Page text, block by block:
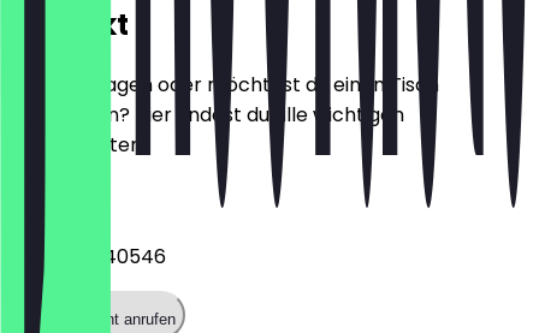
Kontakt
Hast du Fragen oder möchtest du einen Tisch
reservieren? Hier findest du alle wichtigen
Kontaktdaten.
+493079740546
Restaurant anrufen